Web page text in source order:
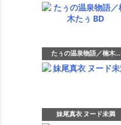
たぅの温泉物語／楠木...
妹尾真衣 ヌード未満